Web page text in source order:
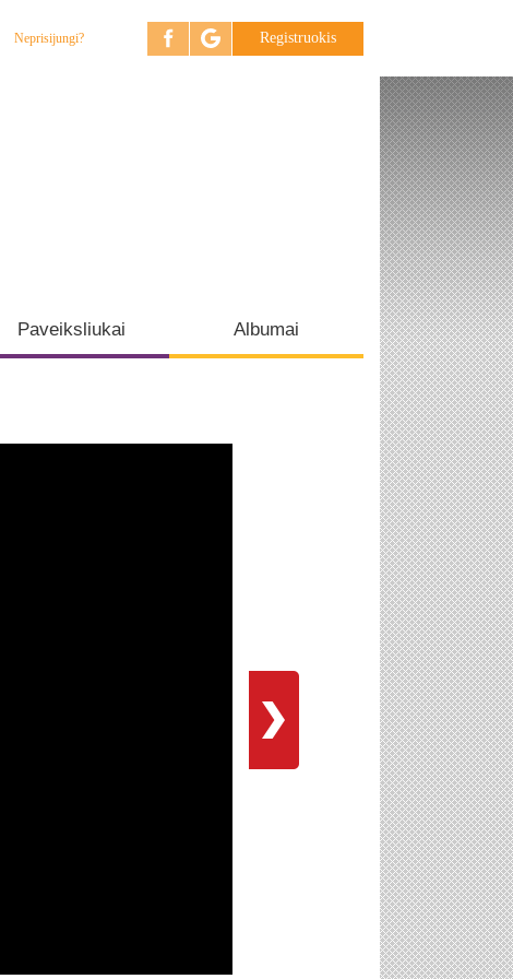
Neprisijungi? Registruokis
Paveiksliukai Albumai